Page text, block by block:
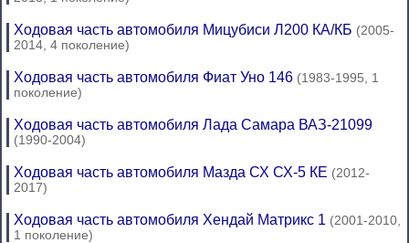
Ходовая часть автомобиля Мицубиси Л200 КА/КБ (2005-
2014, 4 поколение)
Ходовая часть автомобиля Фиат Уно 146 (1983-1995, 1
поколение)
Ходовая часть автомобиля Лада Самара ВАЗ-21099
(1990-2004)
Ходовая часть автомобиля Мазда СХ СХ-5 КЕ (2012-
2017)
Ходовая часть автомобиля Хендай Матрикс 1 (2001-2010,
1 поколение)